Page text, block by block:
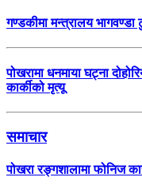
गण्डकीमा मन्त्रालय
पोखरामा धनमाया घट्ना
कार्कीको मृत्यू
समाचार
पोखरा रङ्गशालामा फोनिज